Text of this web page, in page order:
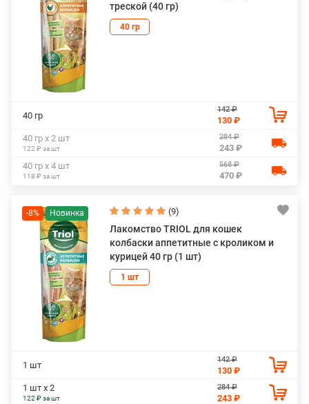
треской (40 гр)
40 гр
40 гр
142 ₽
130 ₽
40 гр х 2 шт
122 ₽ за шт
284 ₽
243 ₽
40 гр х 4 шт
118 ₽ за шт
568 ₽
470 ₽
-8% (9)
Лакомство TRIOL для кошек
колбаски аппетитные с кроликом и
курицей 40 гр (1 шт)
1 шт
1 шт
142 ₽
130 ₽
1 шт х 2
122 ₽ за шт
284 ₽
243 ₽